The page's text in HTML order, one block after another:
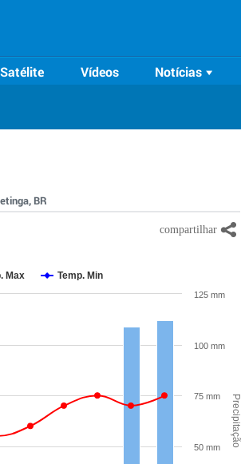
Satélite Vídeos Notícias
BR
Precipitação
Max Temp. Min
50 mm
75 mm
100 mm
125 mm